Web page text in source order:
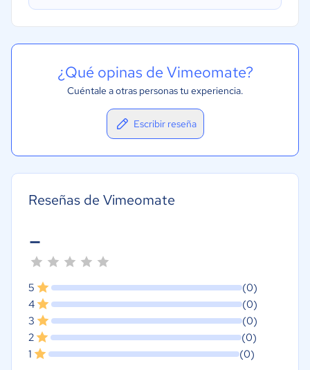
¿Qué opinas de Vimeomate?
Cuéntale a otras personas tu experiencia.
Escribir reseña
Reseñas de Vimeomate
-
5
(0)
4
(0)
3
(0)
2
(0)
1
(0)